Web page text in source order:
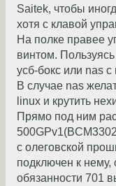
Saitek, чтобы
хотя с клавой
На полке правее
винтом.
усб-бокс или nas
В случае nas
linux и крутить
Прямо под ним
с олеговской
подключен к нему,
обязанности 701